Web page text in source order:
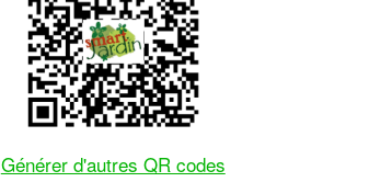
Générer d'autres QR codes